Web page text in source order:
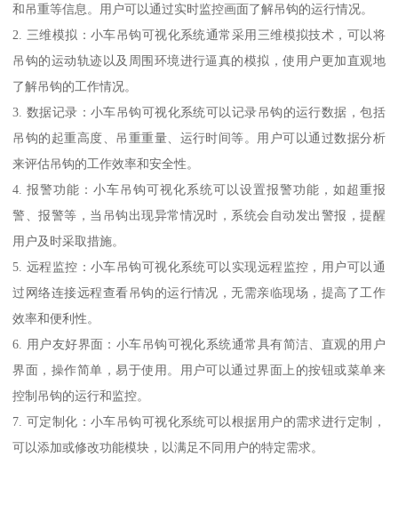
和吊重等信息。用户可以通过实时监控画面了解吊钩的运行情况。
2. 三维模拟：小车吊钩可视化系统通常采用三维模拟技术，可以将
吊钩的运动轨迹以及周围环境进行逼真的模拟，使用户更加直观地
了解吊钩的工作情况。
3. 数据记录：小车吊钩可视化系统可以记录吊钩的运行数据，包括
吊钩的起重高度、吊重重量、运行时间等。用户可以通过数据分析
来评估吊钩的工作效率和安全性。
4. 报警功能：小车吊钩可视化系统可以设置报警功能，如超重报
警、报警等，当吊钩出现异常情况时，系统会自动发出警报，提醒
用户及时采取措施。
5. 远程监控：小车吊钩可视化系统可以实现远程监控，用户可以通
过网络连接远程查看吊钩的运行情况，无需亲临现场，提高了工作
效率和便利性。
6. 用户友好界面：小车吊钩可视化系统通常具有简洁、直观的用户
界面，操作简单，易于使用。用户可以通过界面上的按钮或菜单来
控制吊钩的运行和监控。
7. 可定制化：小车吊钩可视化系统可以根据用户的需求进行定制，
可以添加或修改功能模块，以满足不同用户的特定需求。